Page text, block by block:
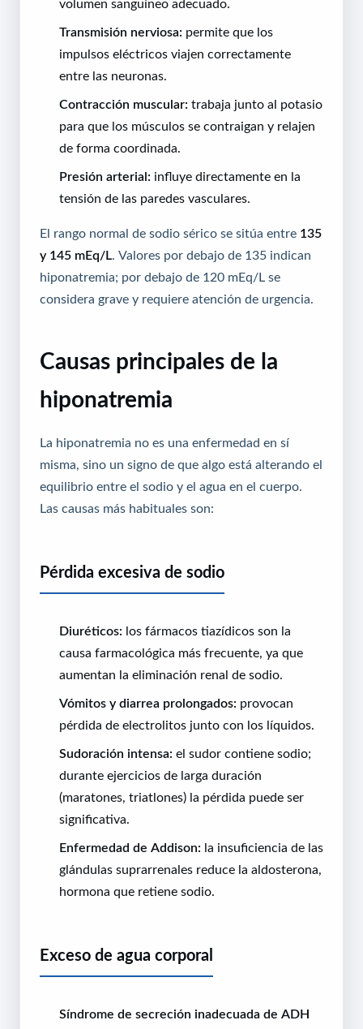
volumen sanguíneo adecuado.
Transmisión nerviosa: permite que los
impulsos eléctricos viajen correctamente
entre las neuronas.
Contracción muscular: trabaja junto al potasio
para que los músculos se contraigan y relajen
de forma coordinada.
Presión arterial: influye directamente en la
tensión de las paredes vasculares.
El rango normal de sodio sérico se sitúa entre 135
y 145 mEq/L
. Valores por debajo de 135 indican
hiponatremia; por debajo de 120 mEq/L se
considera grave y requiere atención de urgencia.
Causas principales de la
hiponatremia
La hiponatremia no es una enfermedad en sí
misma, sino un signo de que algo está alterando el
equilibrio entre el sodio y el agua en el cuerpo.
Las causas más habituales son:
Pérdida excesiva de sodio
Diuréticos: los fármacos tiazídicos son la
causa farmacológica más frecuente, ya que
aumentan la eliminación renal de sodio.
Vómitos y diarrea prolongados: provocan
pérdida de electrolitos junto con los líquidos.
Sudoración intensa: el sudor contiene sodio;
durante ejercicios de larga duración
(maratones, triatlones) la pérdida puede ser
significativa.
Enfermedad de Addison: la insuficiencia de las
glándulas suprarrenales reduce la aldosterona,
hormona que retiene sodio.
Exceso de agua corporal
Síndrome de secreción inadecuada de ADH